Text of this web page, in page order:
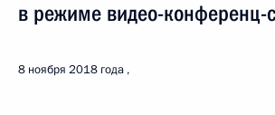
в режиме видео-конференц-
8 ноября 2018 года